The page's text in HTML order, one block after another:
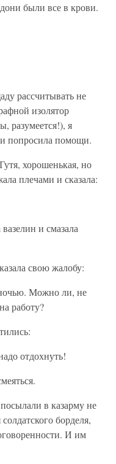
были все в крови.
рассчитывать не
изолятор
разумеется!), я
попросила помощи.
хорошенькая, но
плечами и сказала:
и смазала
свою жалобу:
Можно ли, не
работу?
отдохнуть!
в казарму не
борделя,
И им